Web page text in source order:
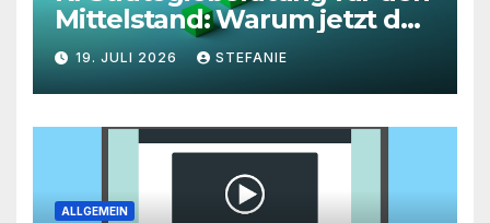
Mittelstand: Warum jetzt der
richtige Zeitpunkt für eine
unternehmensweite KI-
Roadmap ist
19. JULI 2026 STEFANIE
ALLGEMEIN